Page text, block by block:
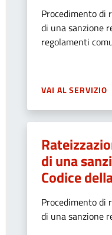
Procedimento di
di una sanzione
regolamenti
VAI AL SERVIZIO
di una
Codice
Procedimento di
di una sanzione